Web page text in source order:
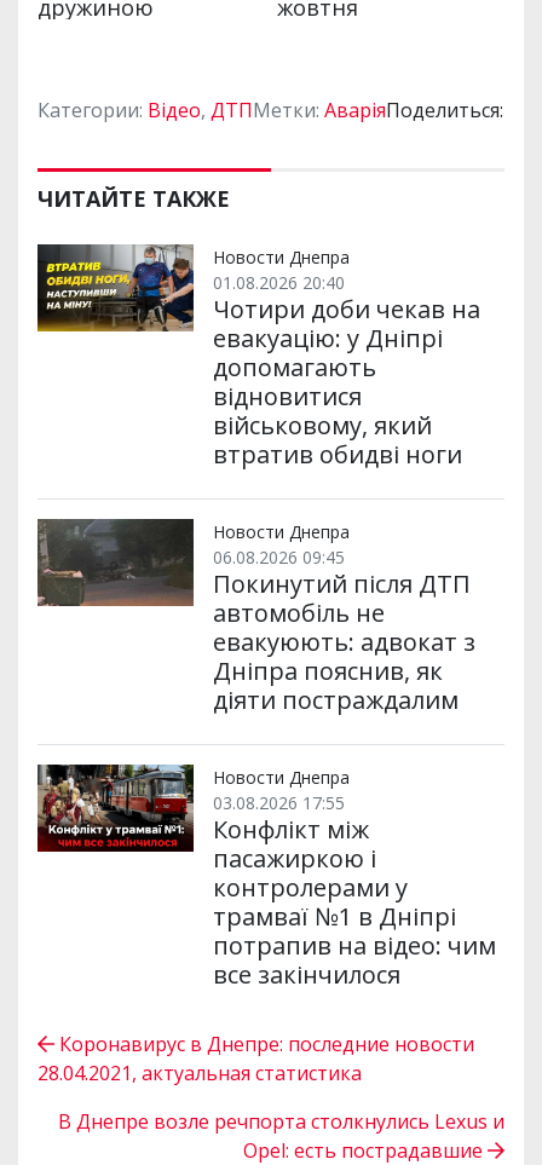
Категории: Відео, ДТПМетки: АваріяПоделиться:
ЧИТАЙТЕ ТАКЖЕ
Новости Днепра
01.08.2026 20:40
Чотири доби чекав на
евакуацію: у Дніпрі
допомагають
відновитися
військовому, який
втратив обидві ноги
Новости Днепра
06.08.2026 09:45
Покинутий після ДТП
автомобіль не
евакуюють: адвокат з
Дніпра пояснив, як
діяти постраждалим
Новости Днепра
03.08.2026 17:55
Конфлікт між
пасажиркою і
контролерами у
трамваї №1 в Дніпрі
потрапив на відео: чим
все закінчилося
Коронавирус в Днепре: последние новости
28.04.2021, актуальная статистика
В Днепре возле речпорта столкнулись Lexus и
Opel: есть пострадавшие